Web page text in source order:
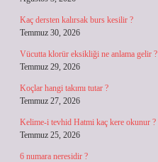
Kaç dersten kalırsak burs kesilir ?
Temmuz 30, 2026
Vücutta klorür eksikliği ne anlama gelir ?
Temmuz 29, 2026
Koçlar hangi takımı tutar ?
Temmuz 27, 2026
Kelime-i tevhid Hatmi kaç kere okunur ?
Temmuz 25, 2026
6 numara neresidir ?